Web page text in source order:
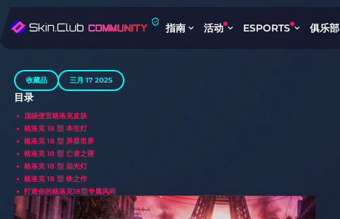
指南 活动 ESPORTS 俱乐部
收藏品 三月 17 2025
目录
顶级便宜格洛克皮肤
格洛克 18 型 本生灯
格洛克 18 型 异星世界
格洛克 18 型 亡者之寝
格洛克 18 型 远光灯
格洛克 18 型 铁之作
打造你的格洛克18型专属风尚